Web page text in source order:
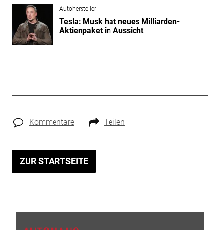
Autohersteller
Tesla: Musk hat neues Milliarden-
Aktienpaket in Aussicht
Kommentare Teilen
ZUR STARTSEITE